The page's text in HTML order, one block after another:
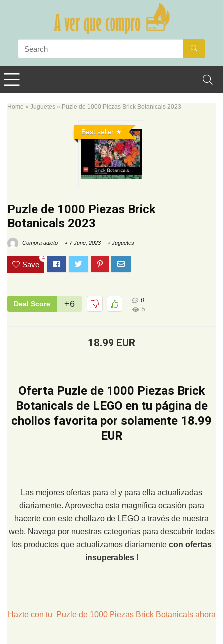
Home » Juguetes » Puzle de 1000 Piezas Brick Botanicals 2023
Best seller
Puzle de 1000 Piezas Brick
Botanicals 2023
Compra adicto 7 June, 2023 Juguetes
Save
4
Deal Score +6
0
5
18.99 EUR
Oferta Puzle de 1000 Piezas Brick
Botanicals de LEGO en tu página de
chollos favorita por solamente 18.99
EUR
Las mejores ofertas para el y para ella actualizadas
diariamente. Aprovecha esta magnífica ocasión para
hacerte con este chollazo de LEGO a través de nuestra
web. Navega por nuestras categorías para descubrir todas
los productos que actualizamos diariamente con ofertas
insuperables!
Hazte con tu Puzle de 1000 Piezas Brick Botanicals ahora